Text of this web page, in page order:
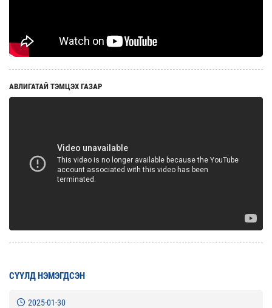
АВЛИГАТАЙ ТЭМЦЭХ ГАЗАР
СҮҮЛД НЭМЭГДСЭН
2025-01-30